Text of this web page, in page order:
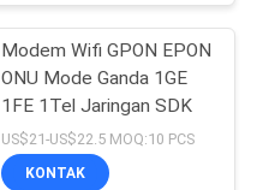
Modem Wifi GPON EPON
ONU Mode Ganda 1GE
1FE 1Tel Jaringan SDK
US$21-US$22.5 MOQ:10 PCS
KONTAK